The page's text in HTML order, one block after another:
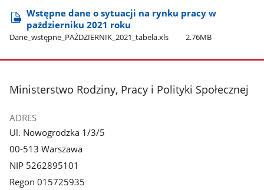
Wstępne dane o sytuacji na rynku pracy w
październiku 2021 roku
Dane​_wstępne​_PAŹDZIERNIK​_2021​_tabela.xls 2.76MB
stopka
Ministerstwo Rodziny, Pracy i Polityki Społecznej
ADRES
Ul. Nowogrodzka 1/3/5
00-513 Warszawa
NIP 5262895101
Regon 015725935